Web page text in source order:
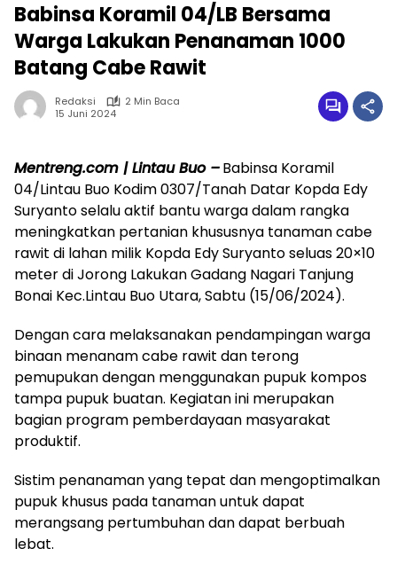
Babinsa Koramil 04/LB Bersama
Warga Lakukan Penanaman 1000
Batang Cabe Rawit
Redaksi
2 Min Baca
15 Juni 2024
Mentreng.com | Lintau Buo –Babinsa Koramil
04/Lintau Buo Kodim 0307/Tanah Datar Kopda Edy
Suryanto selalu aktif bantu warga dalam rangka
meningkatkan pertanian khususnya tanaman cabe
rawit di lahan milik Kopda Edy Suryanto seluas 20×10
meter di Jorong Lakukan Gadang Nagari Tanjung
Bonai Kec.Lintau Buo Utara, Sabtu (15/06/2024).
Dengan cara melaksanakan pendampingan warga
binaan menanam cabe rawit dan terong
pemupukan dengan menggunakan pupuk kompos
tampa pupuk buatan. Kegiatan ini merupakan
bagian program pemberdayaan masyarakat
produktif.
Sistim penanaman yang tepat dan mengoptimalkan
pupuk khusus pada tanaman untuk dapat
merangsang pertumbuhan dan dapat berbuah
lebat.